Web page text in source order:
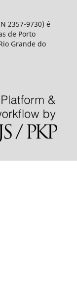
2357-9730) é
de Porto
Grande do